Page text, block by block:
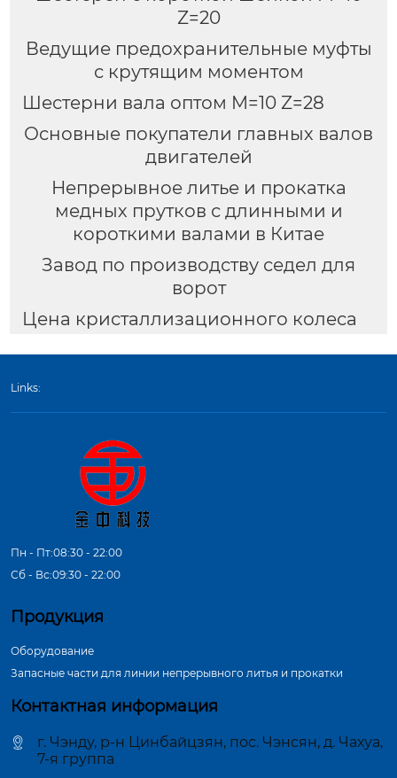
Z=20
Ведущие предохранительные муфты
с крутящим моментом
Шестерни вала оптом M=10 Z=28
Основные покупатели главных валов
двигателей
Непрерывное литье и прокатка
медных прутков с длинными и
короткими валами в Китае
Завод по производству седел для
ворот
Цена кристаллизационного колеса
Links:
Пн - Пт:08:30 - 22:00
Сб - Вс:09:30 - 22:00
Продукция
Оборудование
Запасные части для линии непрерывного литья и прокатки
Контактная информация
г. Чэнду, р-н Цинбайцзян, пос. Чэнсян, д. Чахуа,
7-я группа